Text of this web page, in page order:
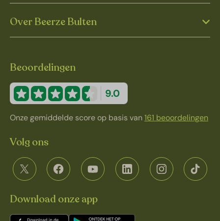
Over Beerze Bulten
Beoordelingen
9.0
Onze gemiddelde score op basis van161 beoordelingen
Volg ons
Download onze app